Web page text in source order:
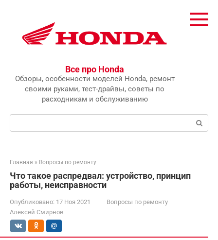
Все про Honda
Обзоры, особенности моделей Honda, ремонт
своими руками, тест-драйвы, советы по
расходникам и обслуживанию
Главная » Вопросы по ремонту
Что такое распредвал: устройство, принцип
работы, неисправности
Опубликовано: 17 Ноя 2021
Вопросы по ремонту
Алексей Смирнов